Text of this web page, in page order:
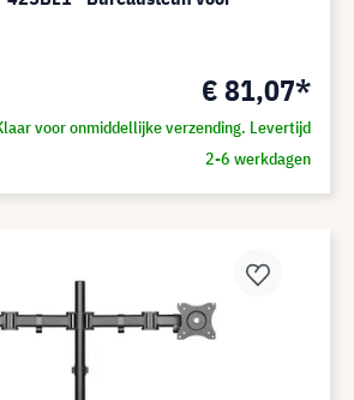
€ 81,07*
voor onmiddellijke verzending. Levertijd
2-6 werkdagen